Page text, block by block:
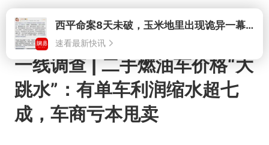
打开
一线调查 | 二手燃油车价格“大
跳水”：有单车利润缩水超七
成，车商亏本甩卖